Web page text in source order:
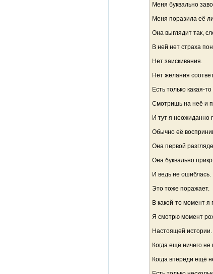
Меня буквально
Меня поразила её
Она выглядит так,
В ней нет страха
Нет заискивания.
Нет желания
Есть только какая-
Смотришь на неё и
И тут я неожиданно
Обычно её
Она первой
Она буквально
И ведь не ошиблась.
Это тоже поражает.
В какой-то момент
Я смотрю момент
Настоящей истории.
Когда ещё ничего
Когда впереди ещё